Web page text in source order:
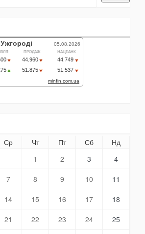
Ср Чт Пт Сб
Нд
1
2 3 4
7 8 9 10 11
14 15 16 17 18
21 22 23 24 25